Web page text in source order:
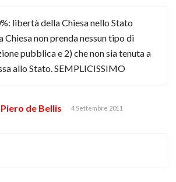
libertà della Chiesa nello Stato
Chiesa non prenda nessun tipo di
pubblica e 2) che non sia tenuta a
allo Stato. SEMPLICISSIMO
de Bellis 4 Settembre 2011